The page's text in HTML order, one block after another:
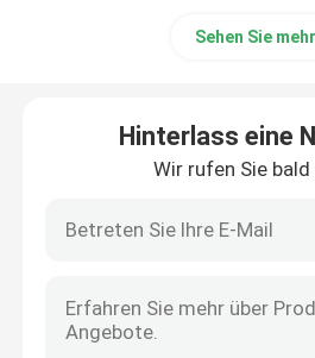
Sehen Sie
Hinterlass eine
Wir rufen Sie bald